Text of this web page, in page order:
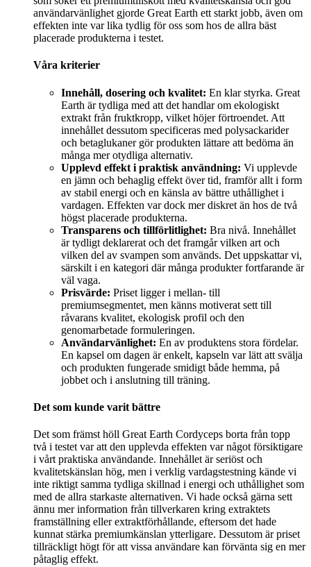
användarvänlighet gjorde Great Earth ett starkt jobb, även om
effekten inte var lika tydlig för oss som hos de allra bäst
placerade produkterna i testet.
Våra kriterier
Innehåll, dosering och kvalitet: En klar styrka. Great
Earth är tydliga med att det handlar om ekologiskt
extrakt från fruktkropp, vilket höjer förtroendet. Att
innehållet dessutom specificeras med polysackarider
och betaglukaner gör produkten lättare att bedöma än
många mer otydliga alternativ.
Upplevd effekt i praktisk användning: Vi upplevde
en jämn och behaglig effekt över tid, framför allt i form
av stabil energi och en känsla av bättre uthållighet i
vardagen. Effekten var dock mer diskret än hos de två
högst placerade produkterna.
Transparens och tillförlitlighet: Bra nivå. Innehållet
är tydligt deklarerat och det framgår vilken art och
vilken del av svampen som används. Det uppskattar vi,
särskilt i en kategori där många produkter fortfarande är
väl vaga.
Prisvärde: Priset ligger i mellan- till
premiumsegmentet, men känns motiverat sett till
råvarans kvalitet, ekologisk profil och den
genomarbetade formuleringen.
Användarvänlighet: En av produktens stora fördelar.
En kapsel om dagen är enkelt, kapseln var lätt att svälja
och produkten fungerade smidigt både hemma, på
jobbet och i anslutning till träning.
Det som kunde varit bättre
Det som främst höll Great Earth Cordyceps borta från topp
två i testet var att den upplevda effekten var något försiktigare
i vårt praktiska användande. Innehållet är seriöst och
kvalitetskänslan hög, men i verklig vardagstestning kände vi
inte riktigt samma tydliga skillnad i energi och uthållighet som
med de allra starkaste alternativen. Vi hade också gärna sett
ännu mer information från tillverkaren kring extraktets
framställning eller extraktförhållande, eftersom det hade
kunnat stärka premiumkänslan ytterligare. Dessutom är priset
tillräckligt högt för att vissa användare kan förvänta sig en mer
påtaglig effekt.